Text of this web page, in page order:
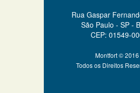
Rua Gaspar
São Paulo - SP -
CEP: 01549-
Montfort © 2016
Todos os Direitos